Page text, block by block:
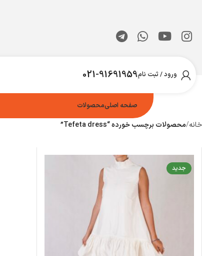
ورود / ثبت نام021-91691959
صفحه اصلیمحصولات
خانه محصولات برچسب خورده “Tefeta dress”
جدید